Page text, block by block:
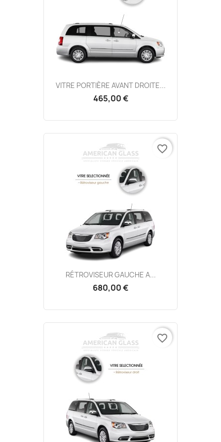
VITRE PORTIÈRE AVANT DROITE...
465,00 €
RÉTROVISEUR GAUCHE A...
680,00 €
favorite_border
favorite_border